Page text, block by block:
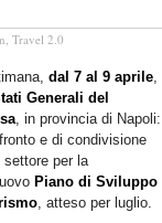
, Travel 2.0
dal 7 al 9 aprile,
Generali del
, in provincia di Napoli:
e di condivisione
settore per la
Piano di Sviluppo
, atteso per luglio.